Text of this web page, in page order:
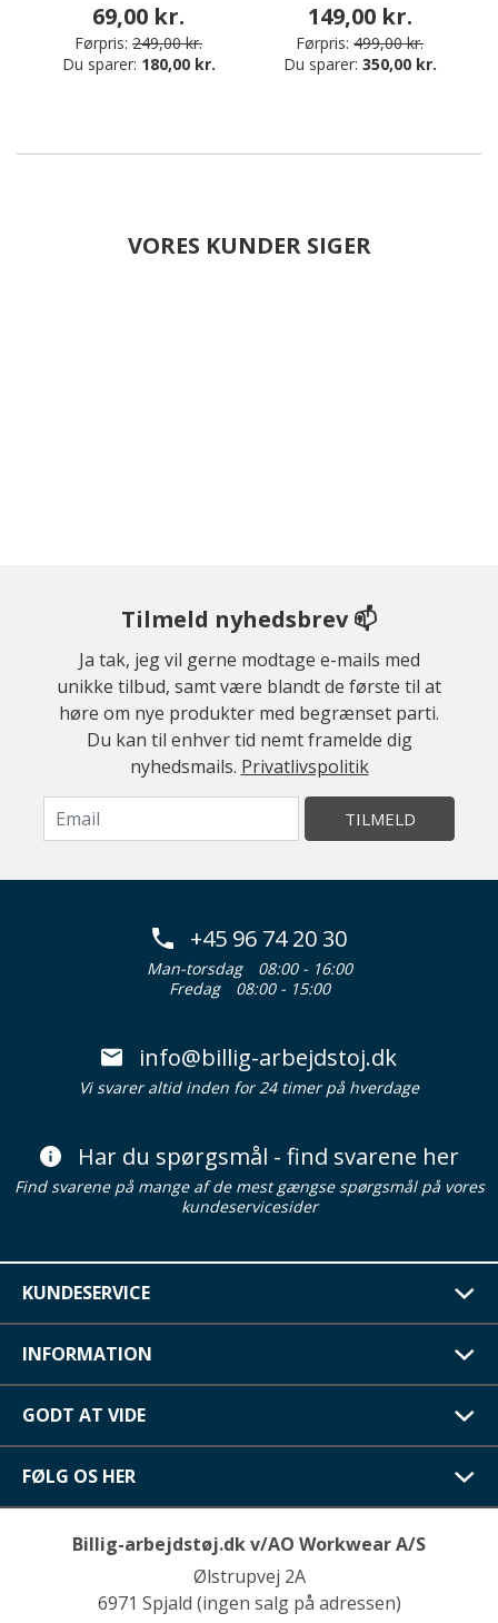
69,00 kr.
Førpris: 249,00 kr.
Du sparer: 180,00 kr.
149,00 kr.
Førpris: 499,00 kr.
Du sparer: 350,00 kr.
VORES KUNDER SIGER
Tilmeld nyhedsbrev 📫
Ja tak, jeg vil gerne modtage e-mails med
unikke tilbud, samt være blandt de første til at
høre om nye produkter med begrænset parti.
Du kan til enhver tid nemt framelde dig
nyhedsmails. Privatlivspolitik
TILMELD
+45 96 74 20 30
Man-torsdag
08:00 - 16:00
Fredag
08:00 - 15:00
info@billig-arbejdstoj.dk
Vi svarer altid inden for 24 timer på hverdage
Har du spørgsmål - find svarene her
Find svarene på mange af de mest gængse spørgsmål på vores
kundeservicesider
KUNDESERVICE
INFORMATION
GODT AT VIDE
FØLG OS HER
Billig-arbejdstøj.dk v/AO Workwear A/S
Ølstrupvej 2A
6971 Spjald (ingen salg på adressen)